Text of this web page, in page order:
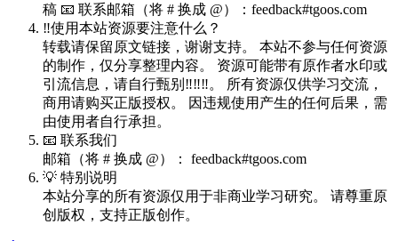
稿 📧 联系邮箱（将 # 换成 @）：feedback#tgoos.com
‼️使用本站资源要注意什么？
转载请保留原文链接，谢谢支持。 本站不参与任何资源
的制作，仅分享整理内容。 资源可能带有原作者水印或
引流信息，请自行甄别‼️‼️‼️。 所有资源仅供学习交流，
商用请购买正版授权。 因违规使用产生的任何后果，需
由使用者自行承担。
📧 联系我们
邮箱（将 # 换成 @）： feedback#tgoos.com
💡 特别说明
本站分享的所有资源仅用于非商业学习研究。 请尊重原
创版权，支持正版创作。